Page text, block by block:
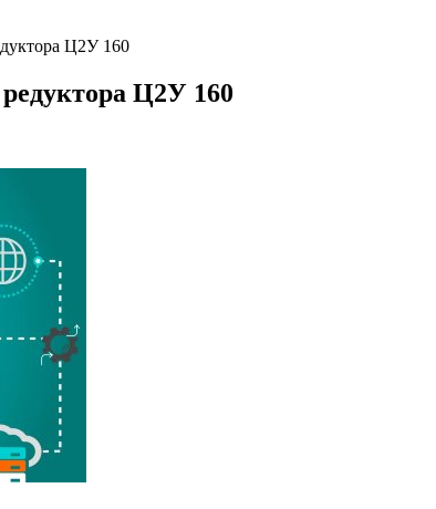
Ц2У 160
Ц2У 160